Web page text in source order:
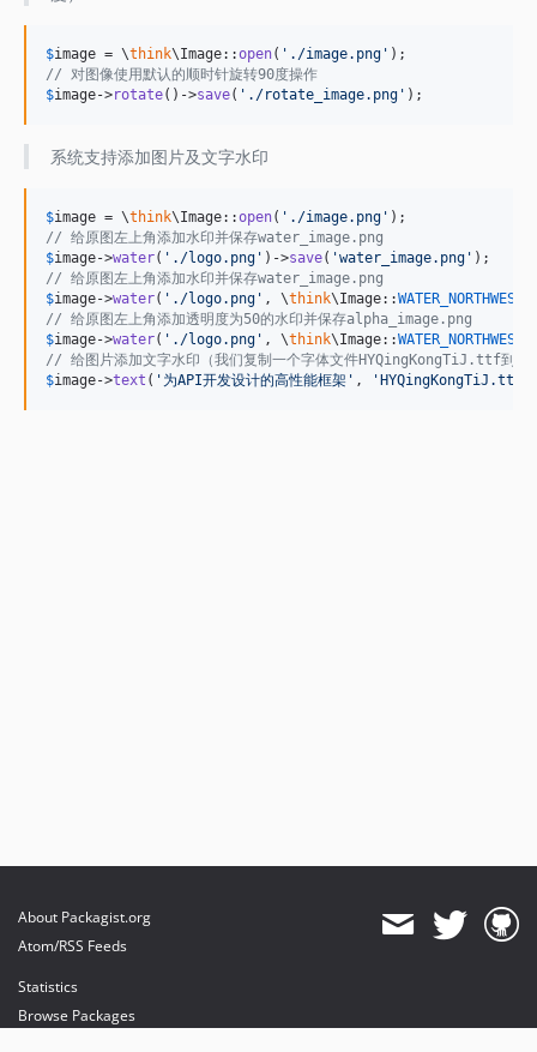
$image = \think\Image::open( ' ./image.png '
// 对图像使用默认的顺时针旋转90度操作
$image->rotate()->save( ' ./rotate_image.png ' );
系统支持添加图片及文字水印
$image = \think\Image::open( ' ./image.png '
// 给原图左上角添加水印并保存water_image.png
$image->water( ' ./logo.png ' )->save( 'water_image.png '
// 给原图左上角添加水印并保存water_image.png
$image->water( ' ./logo.png ' , \think\Image::WATER_NORTHWEST
// 给原图左上角添加透明度为50的水印并保存alpha_image.png
$image->water( ' ./logo.png ' , \think\Image::WATER_NORTHWEST
// 给图片添加文字水印（我们复制一个字体文件HYQingKongTiJ.ttf到
$image->text ( ' 为API开发设计的高性能框架 ' , 'HYQingKongTiJ.ttf
About Packagist.org
Atom/RSS Feeds
Statistics
Browse Packages